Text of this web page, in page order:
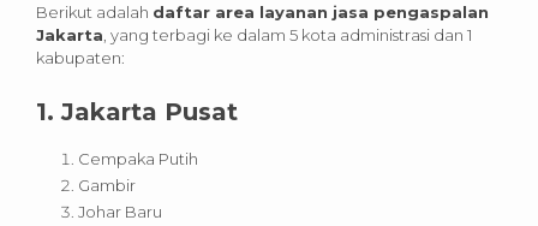
Berikut adalah daftar area layanan jasa pengaspalan
Jakarta , yang terbagi ke dalam 5 kota administrasi dan 1
kabupaten:
1. Jakarta Pusat
Cempaka Putih
Gambir
Johar Baru